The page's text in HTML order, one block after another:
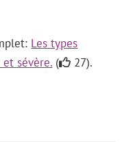
Les types
et sévère. ( 27).